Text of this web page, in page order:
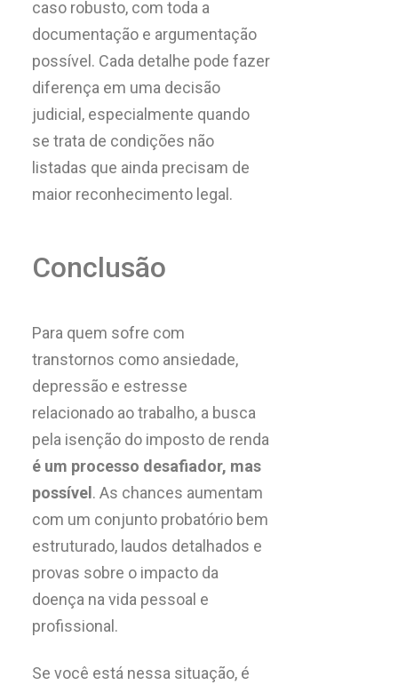
caso robusto, com toda a
documentação e argumentação
possível. Cada detalhe pode fazer
diferença em uma decisão
judicial, especialmente quando
se trata de condições não
listadas que ainda precisam de
maior reconhecimento legal.
Conclusão
Para quem sofre com
transtornos como ansiedade,
depressão e estresse
relacionado ao trabalho, a busca
pela isenção do imposto de renda
é um processo desafiador, mas
possível . As chances aumentam
com um conjunto probatório bem
estruturado, laudos detalhados e
provas sobre o impacto da
doença na vida pessoal e
profissional.
Se você está nessa situação, é